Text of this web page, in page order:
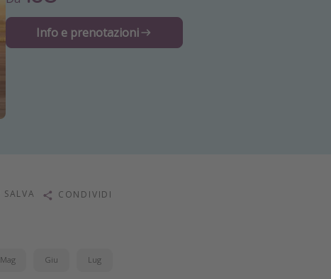
Info e prenotazioni
SALVA CONDIVIDI
Mag Giu Lug